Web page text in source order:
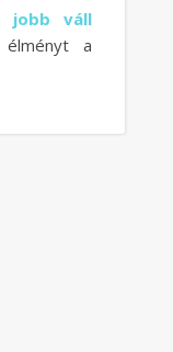
jobb váll
a